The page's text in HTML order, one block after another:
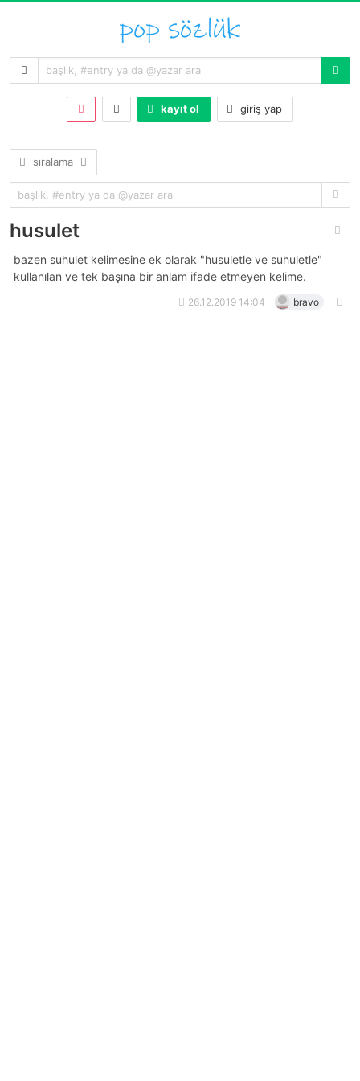
kayıt ol giriş yap
sıralama
husulet
bazen suhulet kelimesine ek olarak "husuletle ve suhuletle"
kullanılan ve tek başına bir anlam ifade etmeyen kelime.
26.12.2019 14:04 bravo